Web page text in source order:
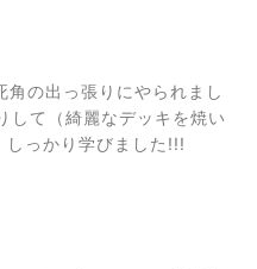
の出っ張りにやられまし
して（綺麗なデッキを焼い
っかり学びました!!!